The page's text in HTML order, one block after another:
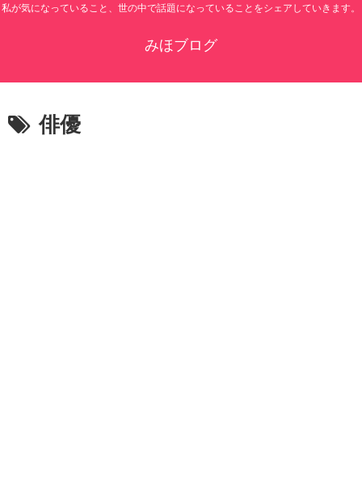
私が気になっていること、世の中で話題になっていることをシェアしていきます。
みほブログ
俳優